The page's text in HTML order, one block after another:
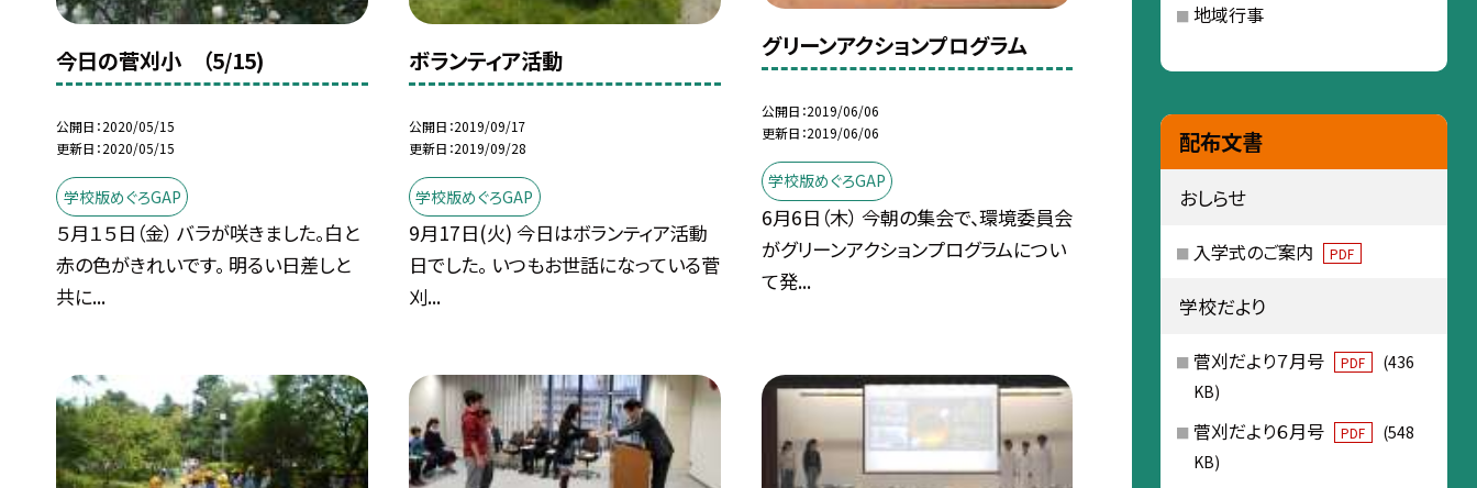
今日の菅刈小 （5/15)
公開日 2020/05/15
更新日 2020/05/15
学校版めぐろGAP
５月１５日（金） バラが咲きました。白と
赤の色がきれいです。 明るい日差しと
共に...
ボランティア活動
公開日 2019/09/17
更新日 2019/09/28
学校版めぐろGAP
9月17日(火) 今日はボランティア活動
日でした。 いつもお世話になっている菅
刈...
グリーンアクションプログラム
公開日 2019/06/06
更新日 2019/06/06
学校版めぐろGAP
6月6日（木） 今朝の集会で、環境委員会
がグリーンアクションプログラムについ
て発...
地域行事
配布文書
おしらせ
入学式のご案内 PDF
学校だより
菅刈だより７月号 PDF
(436
KB)
菅刈だより６月号 PDF
(548
KB)